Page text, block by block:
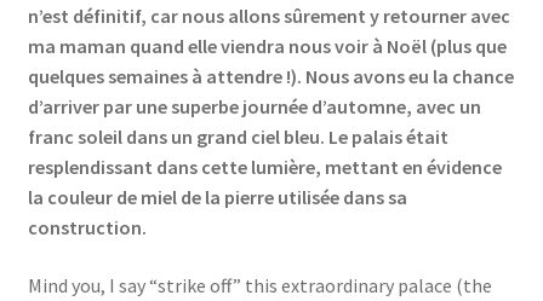
n’est définitif, car nous allons sûrement y retourner avec
ma maman quand elle viendra nous voir à Noël (plus que
quelques semaines à attendre !). Nous avons eu la chance
d’arriver par une superbe journée d’automne, avec un
franc soleil dans un grand ciel bleu. Le palais était
resplendissant dans cette lumière, mettant en évidence
la couleur de miel de la pierre utilisée dans sa
construction.
Mind you, I say “strike off” this extraordinary palace (the